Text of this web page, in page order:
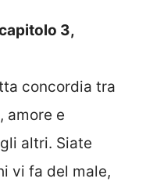
3,
concordia tra
amore e
altri. Siate
vi fa del male,